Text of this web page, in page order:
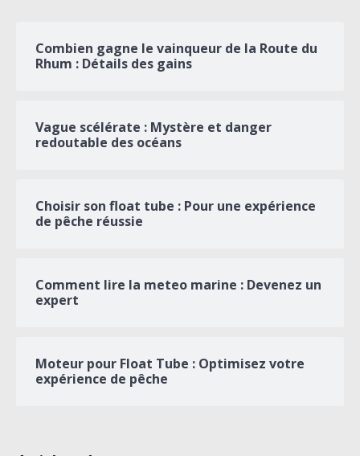
Combien gagne le vainqueur de la Route du
Rhum : Détails des gains
Vague scélérate : Mystère et danger
redoutable des océans
Choisir son float tube : Pour une expérience
de pêche réussie
Comment lire la meteo marine : Devenez un
expert
Moteur pour Float Tube : Optimisez votre
expérience de pêche